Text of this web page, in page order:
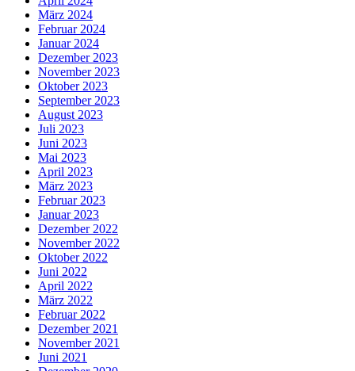
März 2024
Februar 2024
Januar 2024
Dezember 2023
November 2023
Oktober 2023
September 2023
August 2023
Juli 2023
Juni 2023
Mai 2023
April 2023
März 2023
Februar 2023
Januar 2023
Dezember 2022
November 2022
Oktober 2022
Juni 2022
April 2022
März 2022
Februar 2022
Dezember 2021
November 2021
Juni 2021